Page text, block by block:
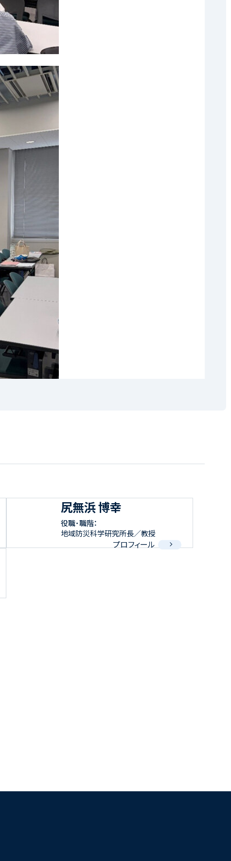
尻無浜 博幸
役職･職階：
地域防災科学研究所長／教授
プロフィール